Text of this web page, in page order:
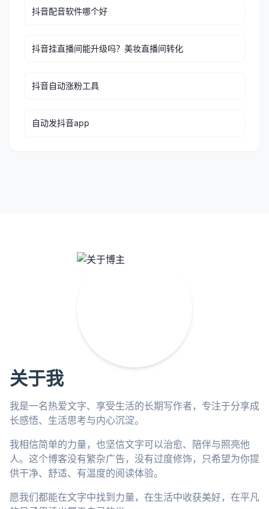
抖音配音软件哪个好
抖音挂直播间能升级吗？美妆直播间转化
抖音自动涨粉工具
自动发抖音app
关于我
我是一名热爱文字、享受生活的长期写作者，专注于分享成
长感悟、生活思考与内心沉淀。
我相信简单的力量，也坚信文字可以治愈、陪伴与照亮他
人。这个博客没有繁杂广告，没有过度修饰，只希望为你提
供干净、舒适、有温度的阅读体验。
愿我们都能在文字中找到力量，在生活中收获美好，在平凡